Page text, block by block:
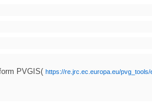
PVGIS( https://re.jrc.ec.europa.eu/pvg_tools/